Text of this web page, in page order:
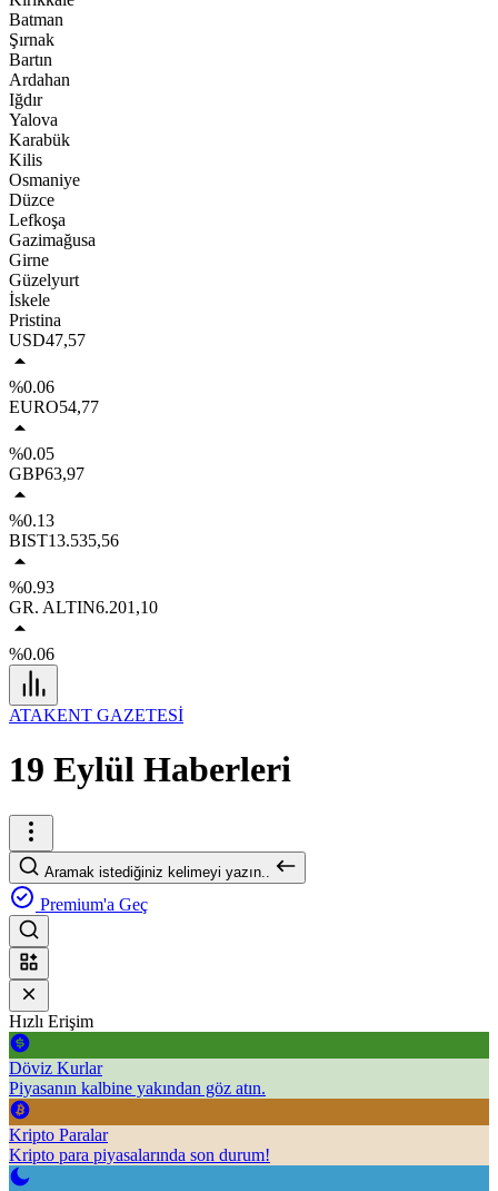
Batman
Şırnak
Bartın
Ardahan
Iğdır
Yalova
Karabük
Kilis
Osmaniye
Düzce
Lefkoşa
Gazimağusa
Girne
Güzelyurt
İskele
Pristina
USD47,57
%0.06
EURO54,77
%0.05
GBP63,97
%0.13
BIST13.535,56
%0.93
GR. ALTIN6.201,10
%0.06
ATAKENT GAZETESİ
19 Eylül Haberleri
Aramak istediğiniz kelimeyi yazın..
Premium'a Geç
Hızlı Erişim
Döviz Kurlar
Piyasanın kalbine yakından göz atın.
Kripto Paralar
Kripto para piyasalarında son durum!